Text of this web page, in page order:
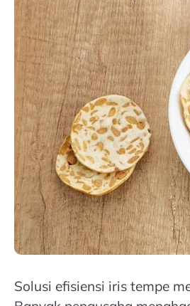
Solusi efisiensi iris tempe